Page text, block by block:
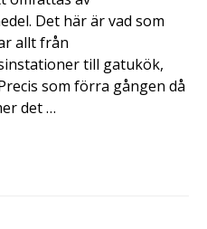
Det här är vad som
allt från
till gatukök,
som förra gången då
det …